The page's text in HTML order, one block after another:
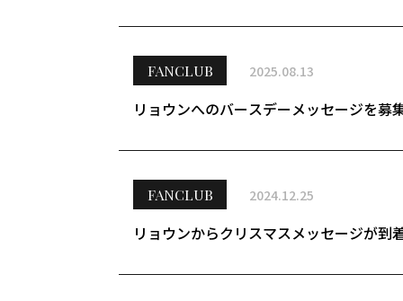
FANCLUB 2025.08.13
リョウンへのバースデーメッセージを募
FANCLUB 2024.12.25
リョウンからクリスマスメッセージが到